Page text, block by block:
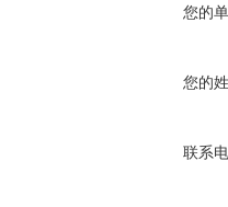
您的
您的
联系